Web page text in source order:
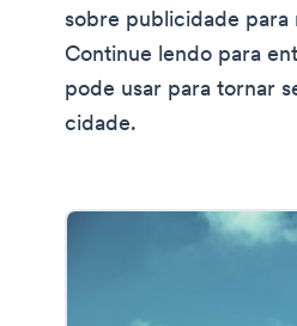
sobre publicidade
Continue lendo para
pode usar para tornar
cidade.